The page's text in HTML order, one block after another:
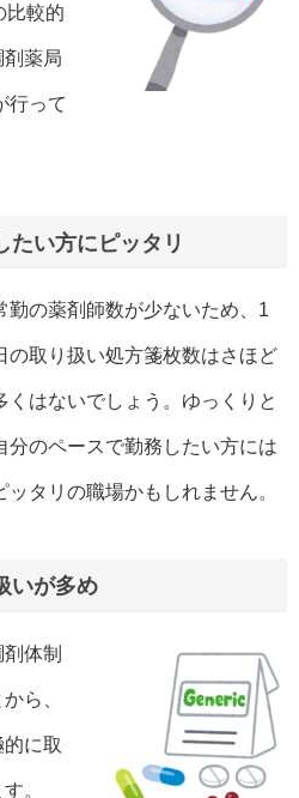
比較的
薬局
行って
たい方にピッタリ
勤の薬剤師数が少ないため、1
の取り扱い処方箋枚数はさほど
くはないでしょう。ゆっくりと
分のペースで勤務したい方には
ッタリの職場かもしれません。
いが多め
体制
ら、
に取
。